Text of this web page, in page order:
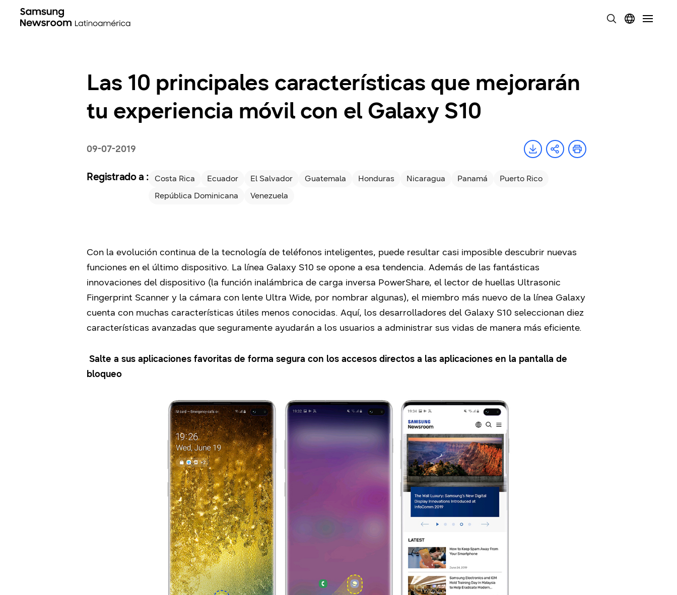
Las 10 principales características que mejorarán
tu experiencia móvil con el Galaxy S10
09-07-2019
Registrado a : Costa Rica Ecuador El Salvador Guatemala Honduras Nicaragua Panamá
Puerto Rico
República Dominicana
Venezuela
Con la evolución continua de la tecnología de teléfonos inteligentes, puede resultar casi imposible descubrir nuevas
funciones en el último dispositivo. La línea Galaxy S10 se opone a esa tendencia. Además de las fantásticas
innovaciones del dispositivo (la función inalámbrica de carga inversa PowerShare, el lector de huellas Ultrasonic
Fingerprint Scanner y la cámara con lente Ultra Wide, por nombrar algunas), el miembro más nuevo de la línea Galaxy
cuenta con muchas características útiles menos conocidas. Aquí, los desarrolladores del Galaxy S10 seleccionan diez
características avanzadas que seguramente ayudarán a los usuarios a administrar sus vidas de manera más eficiente.
Salte a sus aplicaciones favoritas de forma segura con los accesos directos a las aplicaciones en la pantalla de
bloqueo